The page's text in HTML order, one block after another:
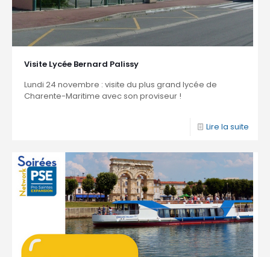
Visite Lycée Bernard Palissy
Lundi 24 novembre : visite du plus grand lycée de
Charente-Maritime avec son proviseur !
Lire la suite